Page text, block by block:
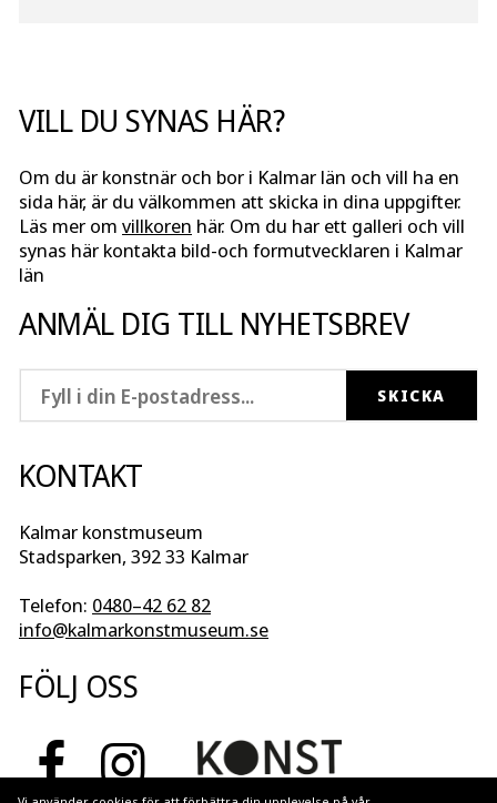
VILL DU SYNAS HÄR?
Om du är konstnär och bor i Kalmar län och vill ha en
sida här, är du välkommen att skicka in dina uppgifter.
Läs mer om villkoren här. Om du har ett galleri och vill
synas här kontakta bild-och formutvecklaren i Kalmar
län
ANMÄL DIG TILL NYHETSBREV
KONTAKT
Kalmar konstmuseum
Stadsparken, 392 33 Kalmar
Telefon: 0480–42 62 82
info@kalmarkonstmuseum.se
FÖLJ OSS